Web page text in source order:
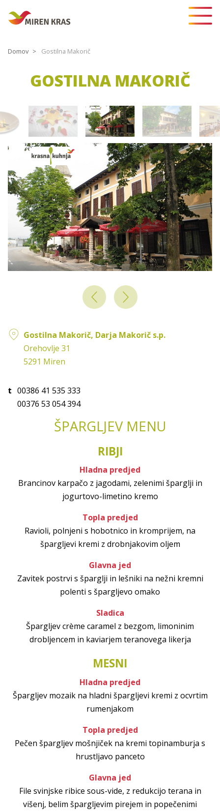
Domov Gostilna Makorič
GOSTILNA MAKORIČ
Orehovski špargljev krožnik
Gostilna Makorič, Darja Makorič s.p.
Orehovlje 31
5291 Miren
t 00386 41 535 333
00376 53 054 394
ŠPARGLJEV MENU
RIBJI
Hladna predjed
Brancinov karpačo z jagodami, zelenimi šparglji in
jogurtovo-limetino kremo
Topla predjed
Ravioli, polnjeni s hobotnico in kromprijem, na
špargljevi kremi z drobnjakovim oljem
Glavna jed
Zavitek postrvi s šparglji in lešniki na nežni kremni
polenti s špargljevo omako
Sladica
Špargljev crème caramel z bezgom, limoninim
drobljencem in kaviarjem teranovega likerja
MESNI
Hladna predjed
Špargljev mozaik na hladni špargljevi kremi z ocvrtim
rumenjakom
Topla predjed
Pečen špargljev mošnjiček na kremi topinamburja s
hrustljavo panceto
Glavna jed
File svinjske ribice sous-vide, z redukcijo terana in
višenj, belim špargljevim pirejem in popečenimi